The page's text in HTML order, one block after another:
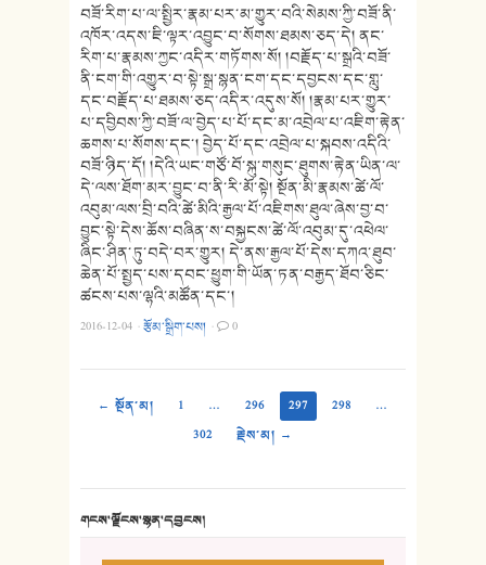
བཟོ་རིག་པ་ལ་སྤྱིར་རྣམ་པར་མ་གྱུར་བའི་སེམས་ཀྱི་བཟོ་ནི་
འཁོར་འདས་ཇི་ལྟར་འབྱུང་བ་སོགས་ཐམས་ཅད་དེ། ནང་
རིག་པ་རྣམས་ཀྱང་འདིར་གཏོགས་སོ། །བརྗོད་པ་སྒྲའི་བཟོ་
ནི་ངག་གི་འགྱུར་བ་སྟེ་སྒྲ་སྙན་ངག་དང་དབྱངས་དང་གླུ་
དང་བརྗོད་པ་ཐམས་ཅད་འདིར་འདུས་སོ། །རྣམ་པར་གྱུར་
པ་དབྱིབས་ཀྱི་བཟོ་ལ་བྱེད་པ་པོ་དང་མ་འབྲེལ་པ་འཇིག་རྟེན་
ཆགས་པ་སོགས་དང་། བྱེད་པོ་དང་འབྲེལ་པ་སྐབས་འདིའི་
བཟོ་ཉིད་དོ། །དེའི་ཡང་གཙོ་བོ་སྐུ་གསུང་ཐུགས་རྟེན་ཡིན་ལ་
དེ་ལས་ཐོག་མར་བྱུང་བ་ནི་རི་མོ་སྟེ། སྔོན་མི་རྣམས་ཚེ་ལོ་
འབུམ་ལས་བྲི་བའི་ཚེ་མིའི་རྒྱལ་པོ་འཇིགས་ཐུལ་ཞེས་བྱ་བ་
བྱུང་སྟེ་དེས་ཆོས་བཞིན་ས་བསྐྱངས་ཚེ་ལོ་འབུམ་དུ་འཕེལ་
ཞིང་ཤིན་ཏུ་བདེ་བར་གྱུར། དེ་ནས་རྒྱལ་པོ་དེས་དཀའ་ཐུབ་
ཆེན་པོ་སྤྱད་པས་དབང་ཕྱུག་གི་ཡོན་ཏན་བརྒྱད་ཐོབ་ཅིང་
ཚངས་པས་ལྷའི་མཚོན་དང་།
2016-12-04 ·རྩོམ་སྒྲིག་པས། · 0
← སྔོན་མ། 1 … 296 297 298
…
302
རྗེས་མ། →
གངས་ལྗོངས་སྙན་དབྱངས།